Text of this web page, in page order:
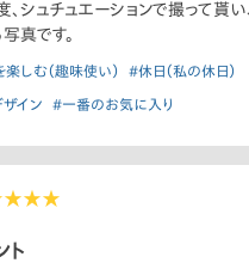
シュチュエーションで撮って貰い
真です。
しむ（趣味使い） #休日（私の休日）
イン #一番のお気に入り
ト